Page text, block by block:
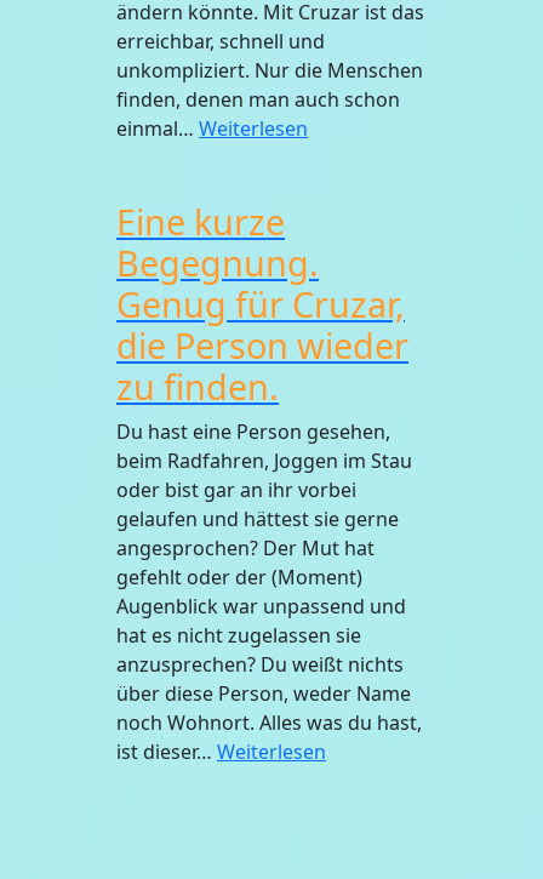
ändern könnte. Mit Cruzar ist das
erreichbar, schnell und
unkompliziert. Nur die Menschen
finden, denen man auch schon
einmal… Weiterlesen
Eine kurze
Begegnung.
Genug für Cruzar,
die Person wieder
zu finden.
Du hast eine Person gesehen,
beim Radfahren, Joggen im Stau
oder bist gar an ihr vorbei
gelaufen und hättest sie gerne
angesprochen? Der Mut hat
gefehlt oder der (Moment)
Augenblick war unpassend und
hat es nicht zugelassen sie
anzusprechen? Du weißt nichts
über diese Person, weder Name
noch Wohnort. Alles was du hast,
ist dieser… Weiterlesen